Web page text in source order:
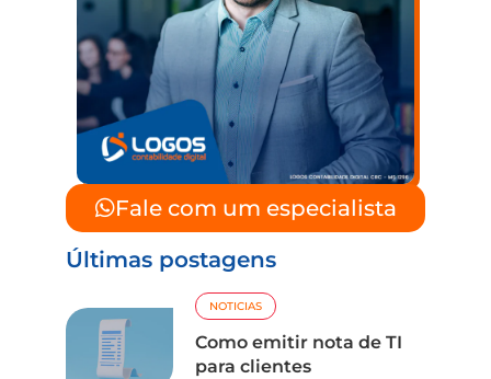
Fale com um especialista
Últimas postagens
NOTICIAS
Como emitir nota de TI
para clientes